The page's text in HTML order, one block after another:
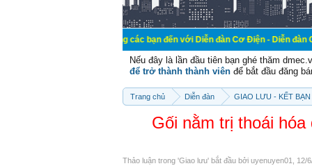
Chào mừng các bạn đến với Diễn đàn Cơ Điện - Diễn đàn Cơ điện
Nếu đây là lần đầu tiên bạn ghé thăm
để trở thành thành viên để bắt đầu đăng
Trang chủ Diễn đàn GIAO LƯU - KẾT
Gối nằm trị thoái
Thảo luận trong 'Giao lưu' bắt đầu bởi uyenuyen01 12/